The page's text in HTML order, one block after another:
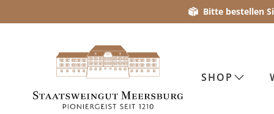
Bitte bestellen
SHOP
Öffentliche
Im Juni, Juli und August
dienstags und freitags (15 Uhr)